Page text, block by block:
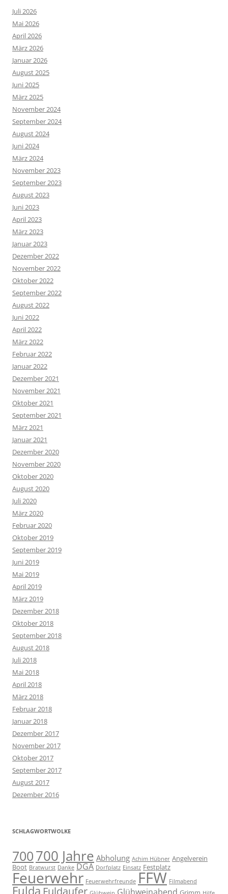
Juli 2026
Mai 2026
April 2026
März 2026
Januar 2026
August 2025
Juni 2025
März 2025
November 2024
September 2024
August 2024
Juni 2024
März 2024
November 2023
September 2023
August 2023
Juni 2023
April 2023
März 2023
Januar 2023
Dezember 2022
November 2022
Oktober 2022
September 2022
August 2022
Juni 2022
April 2022
März 2022
Februar 2022
Januar 2022
Dezember 2021
November 2021
Oktober 2021
September 2021
März 2021
Januar 2021
Dezember 2020
November 2020
Oktober 2020
August 2020
Juli 2020
März 2020
Februar 2020
Oktober 2019
September 2019
Juni 2019
Mai 2019
April 2019
März 2019
Dezember 2018
Oktober 2018
September 2018
August 2018
Juli 2018
Mai 2018
April 2018
März 2018
Februar 2018
Januar 2018
Dezember 2017
November 2017
Oktober 2017
September 2017
August 2017
Dezember 2016
SCHLAGWORTWOLKE
700700 Jahre Abholung Achim Hübner Angelverein
Boot Bratwurst Danke DGA Dorfplatz Einsatz Festplatz
Feuerwehr Feuerwehrfreunde FFW Filmabend